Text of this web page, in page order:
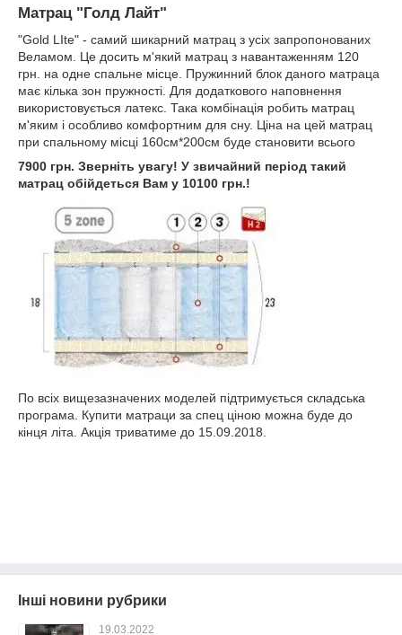
Матрац "Голд Лайт"
"Gold LIte" - самий шикарний матрац з усіх запропонованих
Веламом. Це досить м'який матрац з навантаженням 120
грн. на одне спальне місце. Пружинний блок даного матраца
має кілька зон пружності. Для додаткового наповнення
використовується латекс. Така комбінація робить матрац
м'яким і особливо комфортним для сну. Ціна на цей матрац
при спальному місці 160см*200см буде становити всього
7900 грн. Зверніть увагу! У звичайний період такий
матрац обійдеться Вам у 10100 грн.!
По всіх вищезазначених моделей підтримується складська
програма. Купити матраци за спец ціною можна буде до
кінця літа. Акція триватиме до 15.09.2018.
Інші новини рубрики
19.03.2022